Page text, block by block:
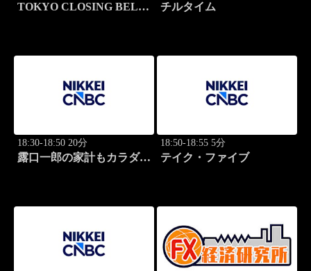
TOKYO CLOSING BELL
チルタイム
18:30-18:50 20分
露口一郎の家計もカラダも
18:50-18:55 5分
テイク・ファイブ